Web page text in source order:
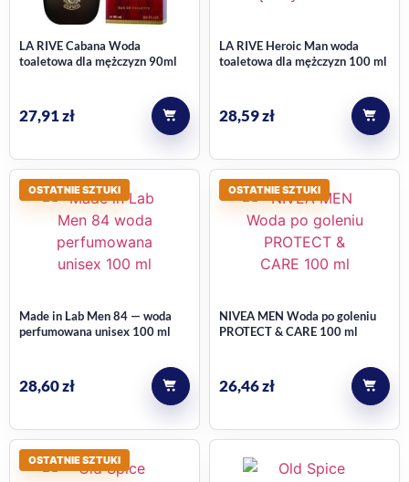
LA RIVE Cabana Woda
toaletowa dla mężczyzn 90ml
27,91zł
LA RIVE Heroic Man woda
toaletowa dla mężczyzn 100 ml
28,59zł
OSTATNIE SZTUKI
Made in Lab Men 84 — woda
perfumowana unisex 100 ml
28,60zł
OSTATNIE SZTUKI
NIVEA MEN Woda po goleniu
PROTECT & CARE 100 ml
26,46zł
OSTATNIE SZTUKI